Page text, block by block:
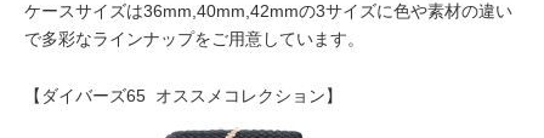
ケースサイズは36mm,40mm,42mmの3サイズに色や素材の違い
で多彩なラインナップをご用意しています。
【ダイバーズ65 オススメコレクション】